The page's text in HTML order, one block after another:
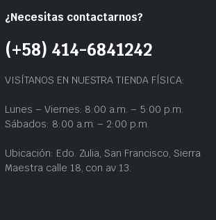
¿Necesitas contactarnos?
(+58) 414-6841242
VISÍTANOS EN NUESTRA TIENDA FÍSICA:
Lunes – Viernes: 8:00 a.m. – 5:00 p.m.
Sábados: 8:00 a.m. – 2:00 p.m.
Ubicación: Edo. Zulia, San Francisco, Sierra
Maestra calle 18, con av 13.